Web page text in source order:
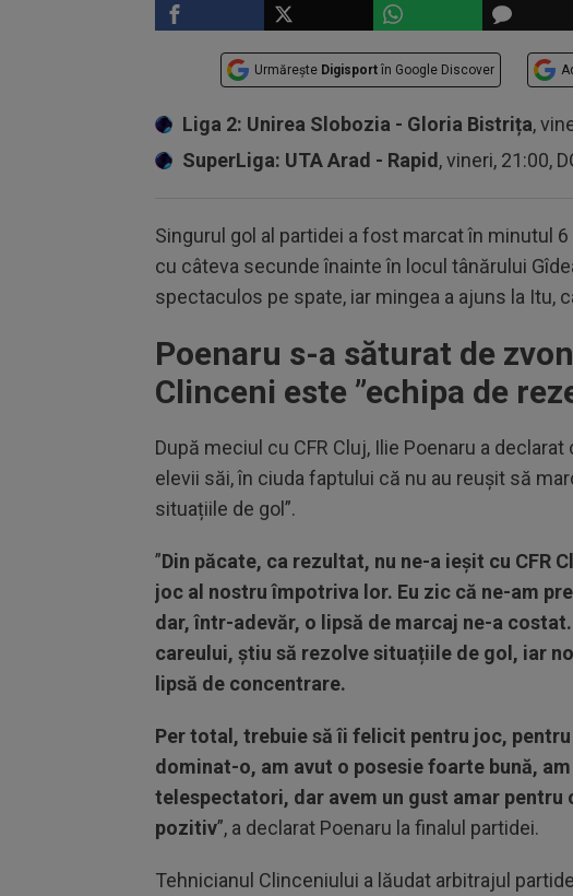
Urmărește Digisport în Google Discover
Liga 2: Unirea Slobozia - Gloria Bistrița,
SuperLiga: UTA Arad - Rapid , vineri, 21:00,
Singurul gol al partidei a fost marcat în minutul
cu câteva secunde înainte în locul tânărului
spectaculos pe spate, iar mingea a ajuns la Itu,
Poenaru s-a săturat de
Clinceni este ”echipa de
După meciul cu CFR Cluj, Ilie Poenaru a
elevii săi, în ciuda faptului că nu au reușit să
situațiile de gol”.
”Din păcate, ca rezultat, nu ne-a ieșit cu CFR
joc al nostru împotriva lor. Eu zic că ne-am
dar, într-adevăr, o lipsă de marcaj ne-a
careului, știu să rezolve situațiile de gol, iar
lipsă de concentrare.
Per total, trebuie să îi felicit pentru joc,
dominat-o, am avut o posesie foarte bună,
telespectatori, dar avem un gust amar pentru
pozitiv”, a declarat Poenaru la finalul partidei.
Tehnicianul Clinceniului a lăudat arbitrajul